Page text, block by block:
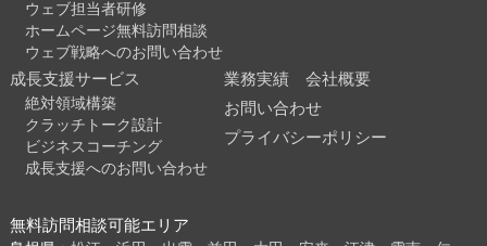
ウェブ担当者研修
ホームページ無料訪問相談
ウェブ戦略へのお問い合わせ
成長支援サービス
絶対領域構築
クラッチトーク設計
ビジネスコーチング
成長支援へのお問い合わせ
業務実績
会社概要
お問い合わせ
プライバシーポリシー
無料訪問相談可能エリア